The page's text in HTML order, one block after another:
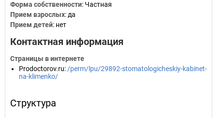
Форма собственности: Частная
Прием взрослых: да
Прием детей: нет
Контактная информация
Страницы в интернете
Prodoctorov.ru: /perm/lpu/29892-stomatologicheskiy-kabinet-
na-klimenko/
Структура